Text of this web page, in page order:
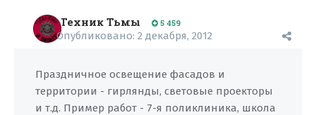
Техник Тьмы 5 459
Опубликовано: 2 декабря, 2012
Праздничное освещение фасадов и
территории - гирлянды, световые проекторы
и т.д. Пример работ - 7-я поликлиника, школа